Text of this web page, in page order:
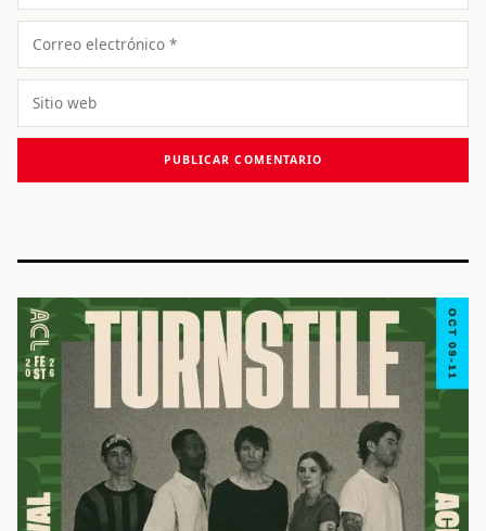
Correo
electrónico
Sitio
web